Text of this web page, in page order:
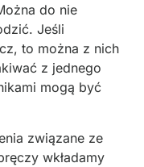
do nie
Jeśli
to można z nich
z jednego
mogą być
związane ze
wkładamy